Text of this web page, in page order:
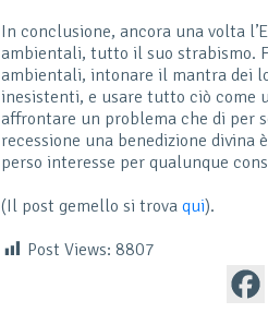
In conclusione, ancora una volta
ambientali, tutto il suo strabismo.
ambientali, intonare il mantra dei
inesistenti, e usare tutto ciò come
affrontare un problema che di per
recessione una benedizione divina
perso interesse per qualunque
(Il post gemello si trovaqui).
Post Views: 8807